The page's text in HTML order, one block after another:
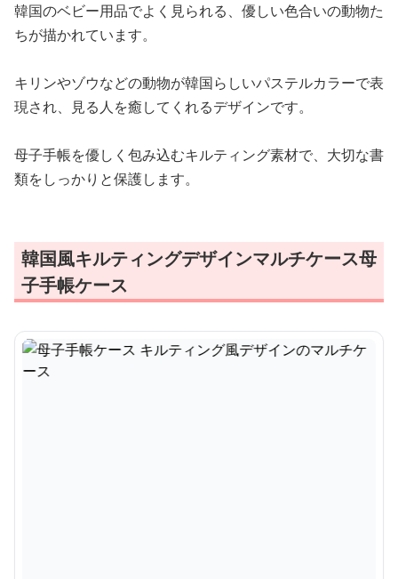
韓国のベビー用品でよく見られる、優しい色合いの動物た
ちが描かれています。
キリンやゾウなどの動物が韓国らしいパステルカラーで表
現され、見る人を癒してくれるデザインです。
母子手帳を優しく包み込むキルティング素材で、大切な書
類をしっかりと保護します。
韓国風キルティングデザインマルチケース母
子手帳ケース